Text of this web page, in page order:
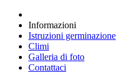
Informazioni
Istruzioni germinazione
Climi
Galleria di foto
Contattaci